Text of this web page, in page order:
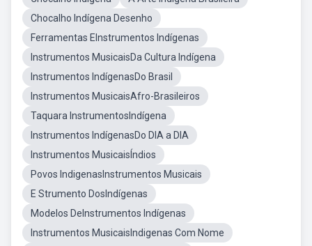
Chocalho Indígena Desenho
Ferramentas EInstrumentos Indígenas
Instrumentos MusicaisDa Cultura Indígena
Instrumentos IndígenasDo Brasil
Instrumentos MusicaisAfro-Brasileiros
Taquara InstrumentosIndígena
Instrumentos IndígenasDo DIA a DIA
Instrumentos MusicaisÍndios
Povos IndigenasInstrumentos Musicais
E Strumento DosIndígenas
Modelos DeInstrumentos Indígenas
Instrumentos MusicaisIndigenas Com Nome